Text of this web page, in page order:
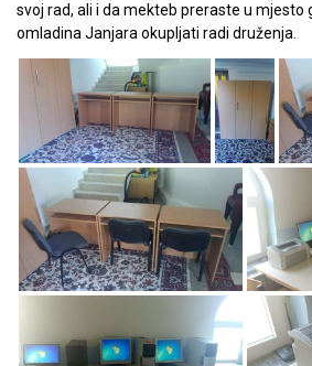
svoj rad, ali i da mekteb preraste u mjesto
omladina Janjara okupljati radi druženja.